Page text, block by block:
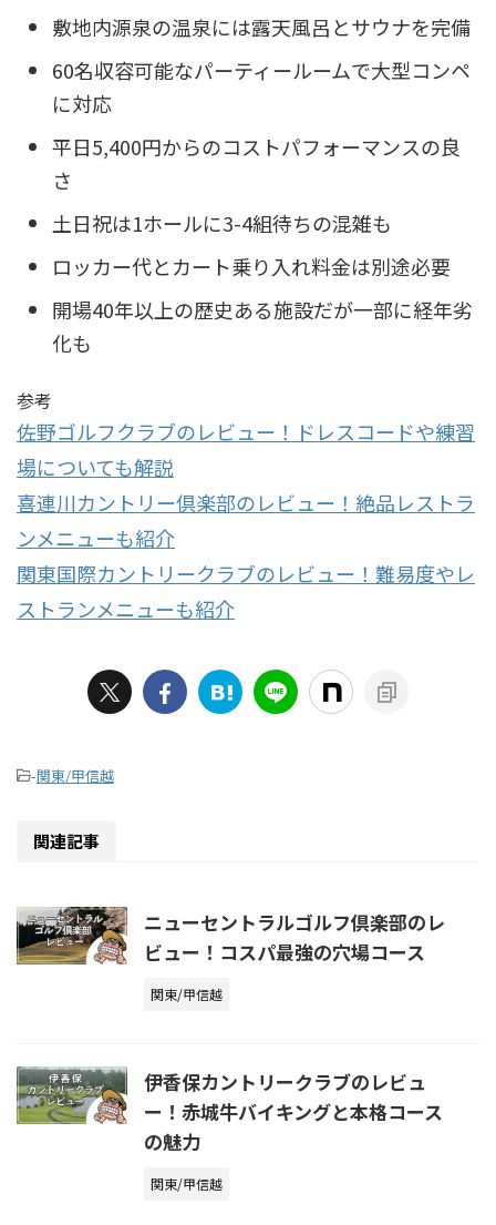
敷地内源泉の温泉には露天風呂とサウナを完備
60名収容可能なパーティールームで大型コンペ
に対応
平日5,400円からのコストパフォーマンスの良
さ
土日祝は1ホールに3-4組待ちの混雑も
ロッカー代とカート乗り入れ料金は別途必要
開場40年以上の歴史ある施設だが一部に経年劣
化も
参考
佐野ゴルフクラブのレビュー！ドレスコードや練習
場についても解説
喜連川カントリー倶楽部のレビュー！絶品レストラ
ンメニューも紹介
関東国際カントリークラブのレビュー！難易度やレ
ストランメニューも紹介
-関東/甲信越
関連記事
ニューセントラルゴルフ倶楽部のレ
ビュー！コスパ最強の穴場コース
関東/甲信越
伊香保カントリークラブのレビュ
ー！赤城牛バイキングと本格コース
の魅力
関東/甲信越